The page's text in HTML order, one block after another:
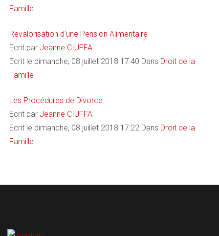
Famille
Revalorisation d'une Pension Alimentaire
Ecrit par Jeanne CIUFFA
Ecrit le dimanche, 08 juillet 2018 17:40 Dans Droit de la
Famille
Les Procédures de Divorce
Ecrit par Jeanne CIUFFA
Ecrit le dimanche, 08 juillet 2018 17:22 Dans Droit de la
Famille